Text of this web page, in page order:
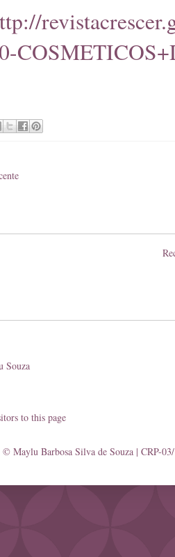
Souza
© Maylu Barbosa Silva de Souza | CRP-